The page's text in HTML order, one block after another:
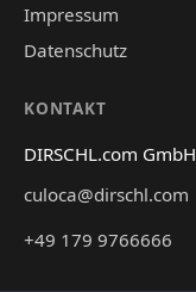
Impressum
Datenschutz
KONTAKT
DIRSCHL.com GmbH
culoca@dirschl.com
+49 179 9766666